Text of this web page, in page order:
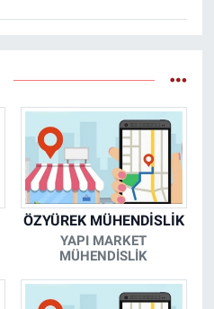
ÖZYÜREK MÜHENDİSLİK
YAPI MARKET
MÜHENDİSLİK